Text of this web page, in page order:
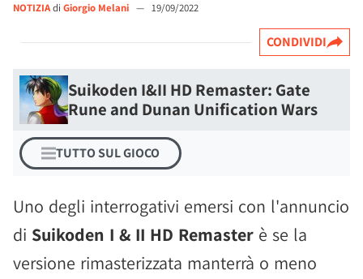
NOTIZIAdi Giorgio Melani — 19/09/2022
CONDIVIDI
Suikoden I&II HD Remaster: Gate
Rune and Dunan Unification Wars
TUTTO SUL GIOCO
Uno degli interrogativi emersi con l'annuncio
di Suikoden I & II HD Remaster è se la
versione rimasterizzata manterrà o meno